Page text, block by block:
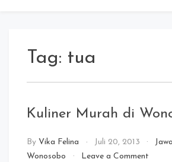
Tag: tua
Kuliner Murah di
By Vika Felina Juli 20, 2013
Wonosobo
Leave a Commenton